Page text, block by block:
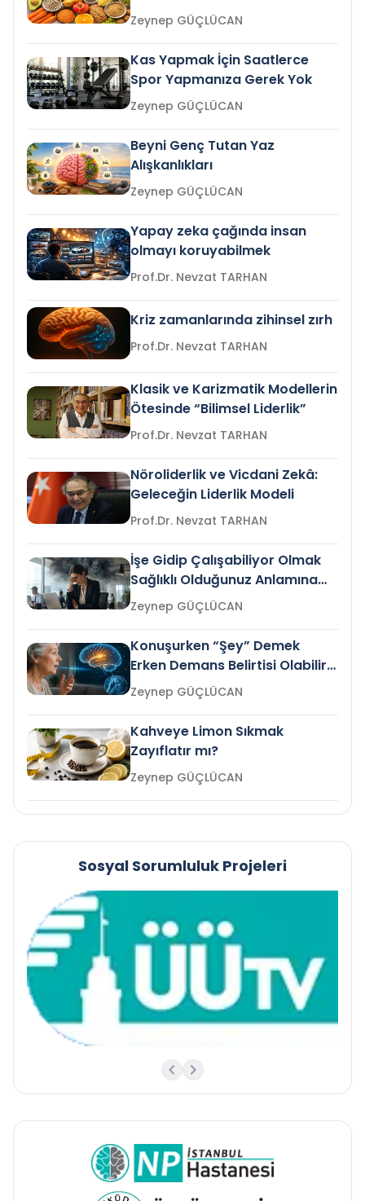
Zeynep GÜÇLÜCAN
Kas Yapmak İçin Saatlerce
Spor Yapmanıza Gerek Yok
Zeynep GÜÇLÜCAN
Beyni Genç Tutan Yaz
Alışkanlıkları
Zeynep GÜÇLÜCAN
Yapay zeka çağında insan
olmayı koruyabilmek
Prof.Dr. Nevzat TARHAN
Kriz zamanlarında zihinsel zırh
Prof.Dr. Nevzat TARHAN
Klasik ve Karizmatik Modellerin
Ötesinde “Bilimsel Liderlik”
Prof.Dr. Nevzat TARHAN
Nöroliderlik ve Vicdani Zekâ:
Geleceğin Liderlik Modeli
Prof.Dr. Nevzat TARHAN
İşe Gidip Çalışabiliyor Olmak
Sağlıklı Olduğunuz Anlamına
Gelir mi?Zeynep GÜÇLÜCAN
Konuşurken “Şey” Demek
Erken Demans Belirtisi Olabilir
mi?
Zeynep GÜÇLÜCAN
Kahveye Limon Sıkmak
Zayıflatır mı?
Zeynep GÜÇLÜCAN
Sosyal Sorumluluk Projeleri